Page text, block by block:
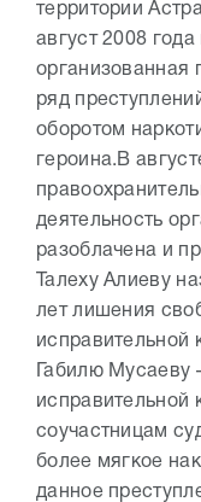
территории
август 2008
организованная
ряд
оборотом
героина. В
деятельность
разоблачена и
Талеху Алиеву
лет лишения
исправительной
Габилю Мусаеву
исправительной
соучастницам
более мягкое
данное